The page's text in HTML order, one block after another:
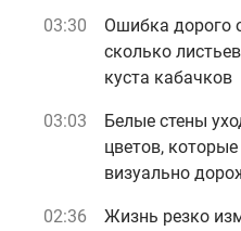
03:30
Ошибка дорого
сколько
куста кабачков
03:03
Белые стены
цветов,
визуально
02:36
Жизнь резко